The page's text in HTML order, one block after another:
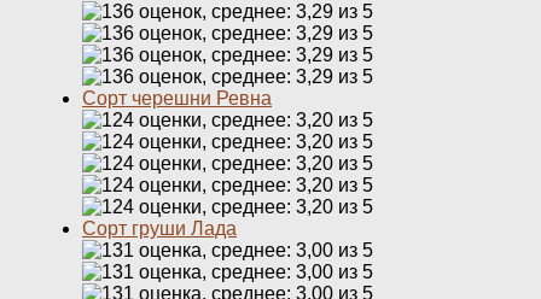
Сорт черешни Ревна
Сорт груши Лада